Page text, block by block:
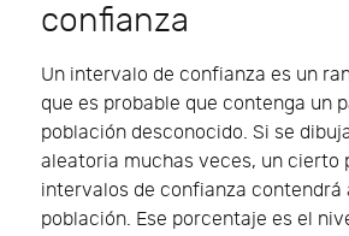
confianza
Un intervalo de confianza es un
que es probable que contenga un
población desconocido. Si se
aleatoria muchas veces, un cierto
intervalos de confianza contendrá
población. Ese porcentaje es el